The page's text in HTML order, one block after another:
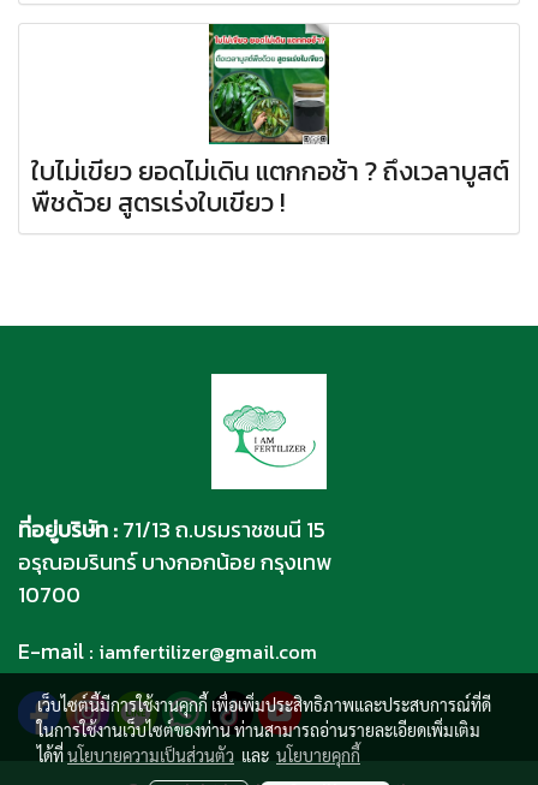
ใบไม่เขียว ยอดไม่เดิน แตกกอช้า ? ถึงเวลาบูสต์
พืชด้วย สูตรเร่งใบเขียว !
ที่อยู่บริษัท :71/13 ถ.บรมราชชนนี 15
อรุณอมรินทร์ บางกอกน้อย กรุงเทพ
10700
E-mail : iamfertilizer@gmail.com
เว็บไซต์นี้มีการใช้งานคุกกี้ เพื่อเพิ่มประสิทธิภาพและประสบการณ์ที่ดี
ในการใช้งานเว็บไซต์ของท่าน ท่านสามารถอ่านรายละเอียดเพิ่มเติม
ได้ที่นโยบายความเป็นส่วนตัว และ นโยบายคุกกี้